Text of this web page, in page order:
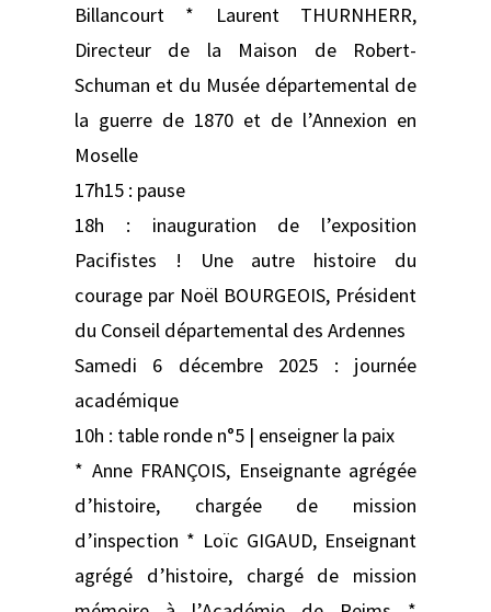
Billancourt * Laurent THURNHERR,
Directeur de la Maison de Robert-
Schuman et du Musée départemental de
la guerre de 1870 et de l’Annexion en
Moselle
17h15 : pause
18h : inauguration de l’exposition
Pacifistes ! Une autre histoire du
courage par Noël BOURGEOIS, Président
du Conseil départemental des Ardennes
Samedi 6 décembre 2025 : journée
académique
10h : table ronde n°5 | enseigner la paix
* Anne FRANÇOIS, Enseignante agrégée
d’histoire, chargée de mission
d’inspection * Loïc GIGAUD, Enseignant
agrégé d’histoire, chargé de mission